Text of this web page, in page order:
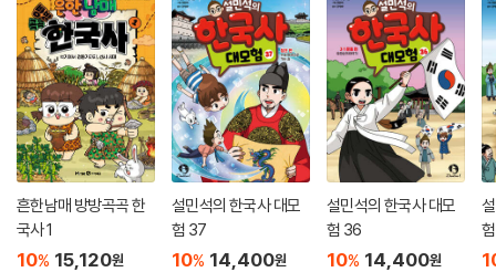
와 소프트웨어를 효과적으로 운용하는 ‘네트워크관리자’의 직업 세계를 더
깊이 이해하고 독자 스스로 자신의 진로를 탐색해 볼 수 있도록 해 줍니다.
흔한남매 방방곡곡 한
국사 1
10% 15,120원
설민석의 한국사 대모
험 37
10% 14,400원
설민석의 한국사 대모
험 36
10% 14,400원